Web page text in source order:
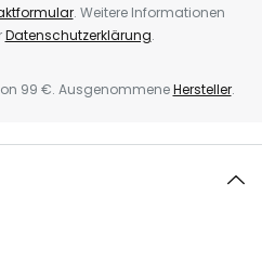
. Weitere Informationen
Datenschutzerklärung.
99 €. AusgenommeneHersteller.